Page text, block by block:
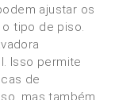
ajustar os
tipo de piso.
Isso permite
de
mas também